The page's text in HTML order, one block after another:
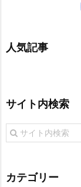
人気記事
サイト内検索
カテゴリー